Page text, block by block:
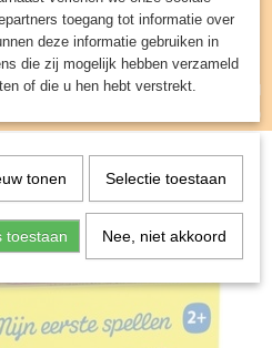
UW WINKELWAGEN
(0)
> Eendjes vangen - Bordspel
toegang tot informatie over
deze informatie gebruiken in
die zij mogelijk hebben verzameld
of die u hen hebt verstrekt.
tonen Selectie toestaan
toestaan Nee, niet akkoord